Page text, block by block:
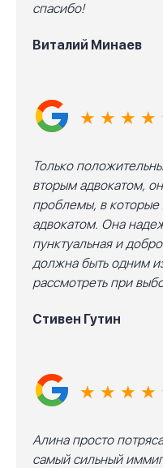
спасибо!
Виталий Минаев
★ ★ ★ ★
Только
вторым адвокатом,
проблемы, в
адвокатом. Она
пунктуальная и
должна быть одним
рассмотреть при
Стивен Гутин
★ ★ ★ ★
Алина просто
самый сильный